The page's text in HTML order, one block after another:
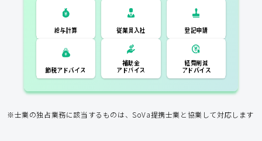
給与計算
従業員入社
登記申請
節税アドバイス
補助金
アドバイス
アドバイス
※士業の独占業務に該当するものは、SoVa提携士業と協業して対応します